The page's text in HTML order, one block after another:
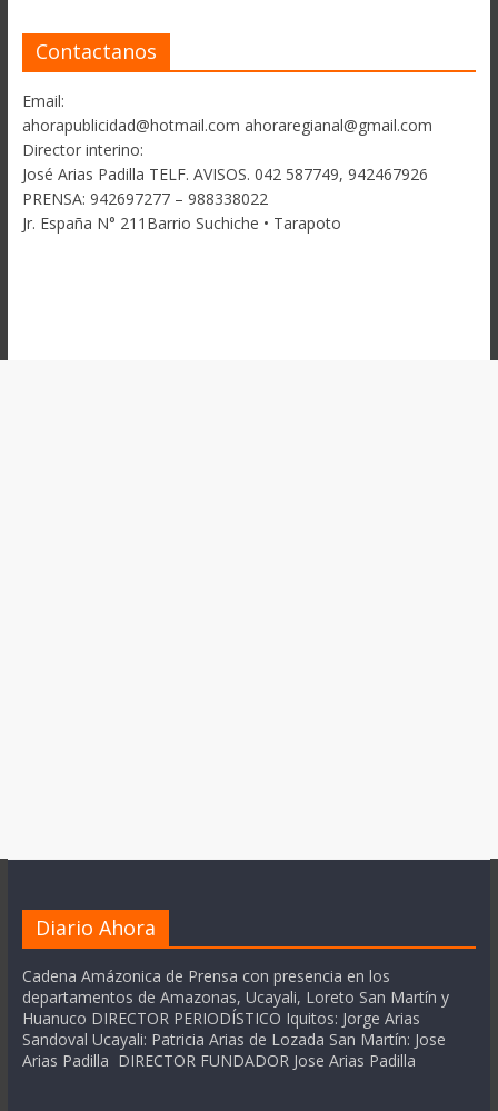
Contactanos
Email:
ahorapublicidad@hotmail.com ahoraregianal@gmail.com
Director interino:
José Arias Padilla TELF. AVISOS. 042 587749, 942467926
PRENSA: 942697277 – 988338022
Jr. España N° 211Barrio Suchiche • Tarapoto
Diario Ahora
Cadena Amázonica de Prensa con presencia en los
departamentos de Amazonas, Ucayali, Loreto San Martín y
Huanuco DIRECTOR PERIODÍSTICO Iquitos: Jorge Arias
Sandoval Ucayali: Patricia Arias de Lozada San Martín: Jose
Arias Padilla DIRECTOR FUNDADOR Jose Arias Padilla